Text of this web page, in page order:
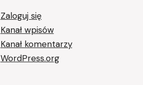
Zaloguj się
Kanał wpisów
Kanał komentarzy
WordPress.org